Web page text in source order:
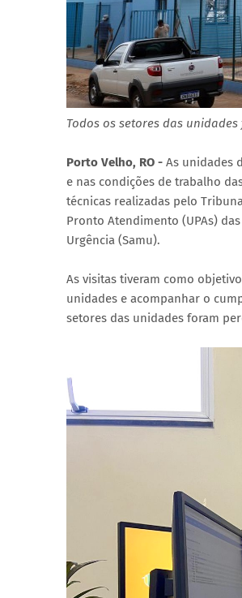
Todos os setores das
Porto Velho, RO - As unidades
e nas condições de trabalho
técnicas realizadas pelo
Pronto Atendimento (UPAs)
Urgência (Samu).
As visitas tiveram como
unidades e acompanhar o
setores das unidades foram